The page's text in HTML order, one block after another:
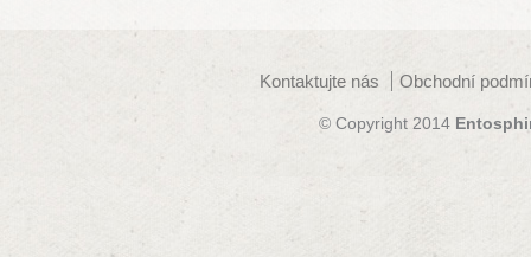
Kontaktujte nás Obchodní
© Copyright 2014